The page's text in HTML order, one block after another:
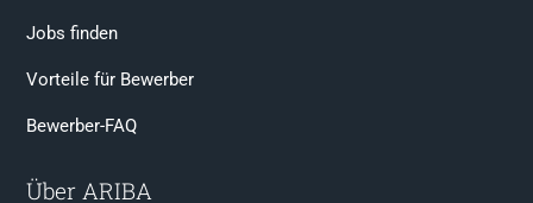
Jobs finden
Vorteile für Bewerber
Bewerber-FAQ
Über ARIBA